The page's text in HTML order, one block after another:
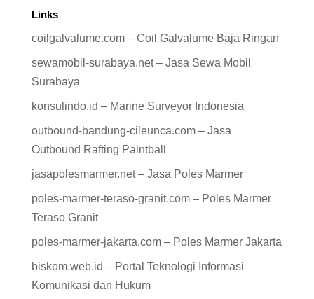
Links
coilgalvalume.com – Coil Galvalume Baja Ringan
sewamobil-surabaya.net – Jasa Sewa Mobil
Surabaya
konsulindo.id – Marine Surveyor Indonesia
outbound-bandung-cileunca.com – Jasa
Outbound Rafting Paintball
jasapolesmarmer.net – Jasa Poles Marmer
poles-marmer-teraso-granit.com – Poles Marmer
Teraso Granit
poles-marmer-jakarta.com – Poles Marmer Jakarta
biskom.web.id – Portal Teknologi Informasi
Komunikasi dan Hukum